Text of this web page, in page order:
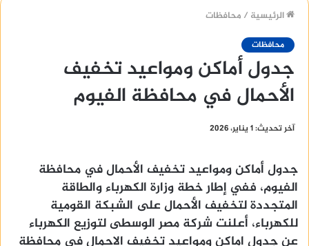
الرئيسية / محافظات
محافظات
جدول أماكن ومواعيد تخفيف
الأحمال في محافظة الفيوم
آخر تحديث: 1 يناير، 2026
جدول أماكن ومواعيد تخفيف الأحمال في محافظة
الفيوم، ففي إطار خطة وزارة الكهرباء والطاقة
المتجددة لتخفيف الأحمال على الشبكة القومية
للكهرباء، أعلنت شركة مصر الوسطى لتوزيع الكهرباء